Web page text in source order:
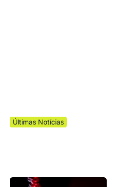
Últimas Notícias
Familiares celebram